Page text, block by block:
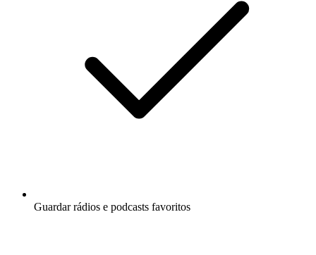
Guardar rádios e podcasts favoritos